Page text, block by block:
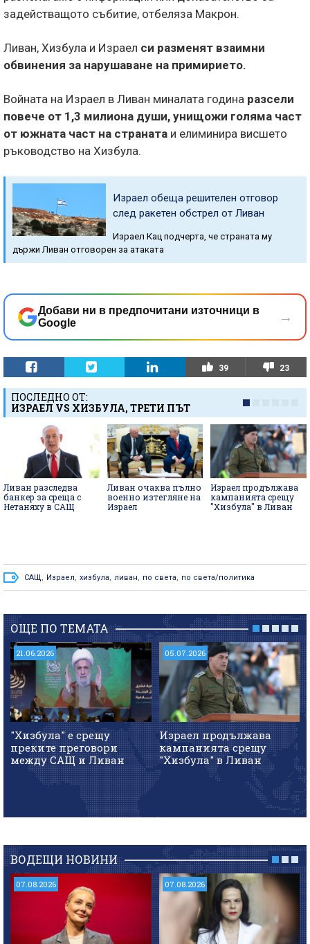
задействащото събитие, отбеляза Макрон.
Ливан, Хизбула и Израел си разменят взаимни
обвинения за нарушаване на примирието.
Войната на Израел в Ливан миналата година разсели
повече от 1,3 милиона души, унищожи голяма част
от южната част на страната и елиминира висшето
ръководство на Хизбула.
Израел обеща решителен отговор
след ракетен обстрел от Ливан
Израел Кац подчерта, че страната му
държи Ливан отговорен за атаката
Добави ни в предпочитани източници в
Google
→
39 23
ПОСЛЕДНО ОТ:
ИЗРАЕЛ VS ХИЗБУЛА, ТРЕТИ ПЪТ
Ливан разследва
банкер за среща с
Нетаняху в САЩ
Ливан очаква пълно
военно изтегляне на
Израел
Израел продължава
кампанията срещу
"Хизбула" в Ливан
САЩ, Израел, хизбула, ливан, по света, по света/политика
ОЩЕ ПО ТЕМАТА
21.06.2026
"Хизбула" е срещу
преките преговори
между САЩ и Ливан
05.07.2026
Израел продължава
кампанията срещу
"Хизбула" в Ливан
ВОДЕЩИ НОВИНИ
07.08.2026 07.08.2026